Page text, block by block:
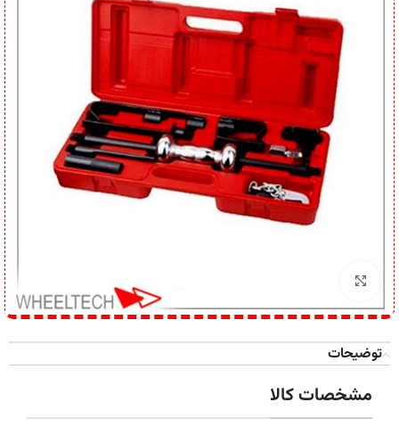
توضیحات
مشخصات کالا